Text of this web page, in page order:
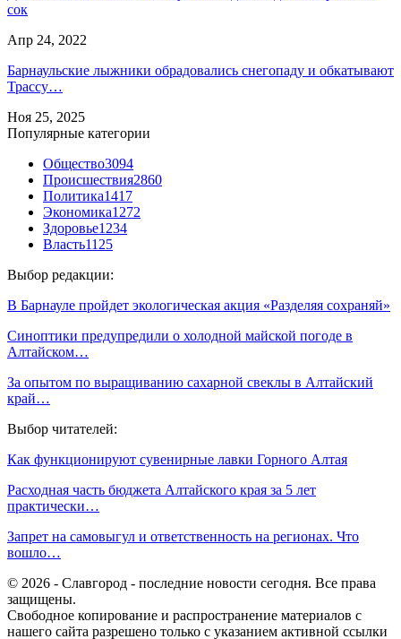
сок
Апр 24, 2022
Барнаульские лыжники обрадовались снегопаду и обкатывают
Трассу…
Ноя 25, 2025
Популярные категории
Общество3094
Происшествия2860
Политика1417
Экономика1272
Здоровье1234
Власть1125
Выбор редакции:
В Барнауле пройдет экологическая акция «Разделяя сохраняй»
Синоптики предупредили о холодной майской погоде в
Алтайском…
За опытом по выращиванию сахарной свеклы в Алтайский
край…
Выбор читателей:
Как функционируют сувенирные лавки Горного Алтая
Расходная часть бюджета Алтайского края за 5 лет
практически…
Запрет на самовыгул и ответственность на регионах. Что
вошло…
© 2026 - Славгород - последние новости сегодня. Все права
защищены.
Свободное копирование и распространение материалов с
нашего сайта разрешено только с указанием активной ссылки